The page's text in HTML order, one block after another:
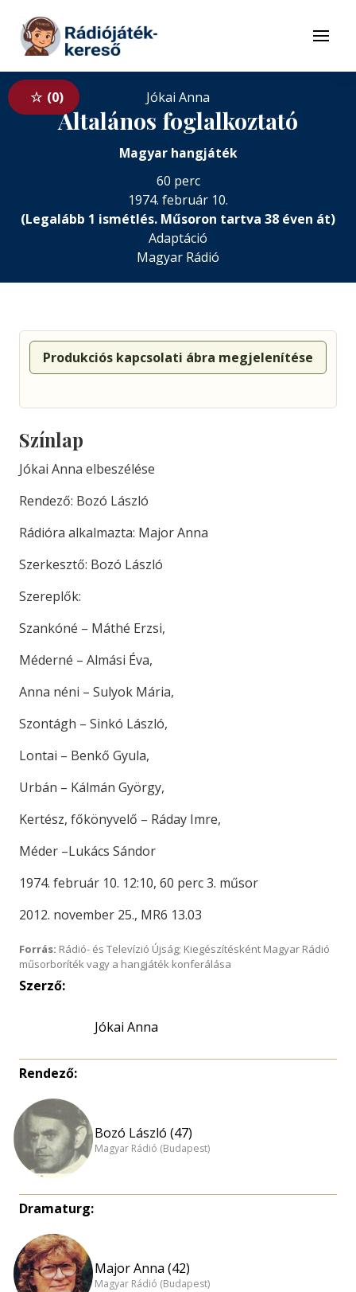
Tovább a tartalomhoz
Menü
0 Jókai Anna
Általános foglalkoztató
Magyar hangjáték
60 perc
1974. február 10.
(Legalább 1 ismétlés. Műsoron tartva 38 éven át)
Adaptáció
Magyar Rádió
Produkciós kapcsolati ábra megjelenítése
Színlap
Jókai Anna elbeszélése
Rendező: Bozó László
Rádióra alkalmazta: Major Anna
Szerkesztő: Bozó László
Szereplők:
Szankóné – Máthé Erzsi,
Méderné – Almási Éva,
Anna néni – Sulyok Mária,
Szontágh – Sinkó László,
Lontai – Benkő Gyula,
Urbán – Kálmán György,
Kertész, főkönyvelő – Ráday Imre,
Méder –Lukács Sándor
1974. február 10. 12:10, 60 perc 3. műsor
2012. november 25., MR6 13.03
Forrás: Rádió- és Televízió Újság; Kiegészítésként Magyar Rádió
műsorboríték vagy a hangjáték konferálása
Szerző:
Jókai Anna
Rendező:
Bozó László (47)
Magyar Rádió (Budapest)
Dramaturg:
Major Anna (42)
Magyar Rádió (Budapest)